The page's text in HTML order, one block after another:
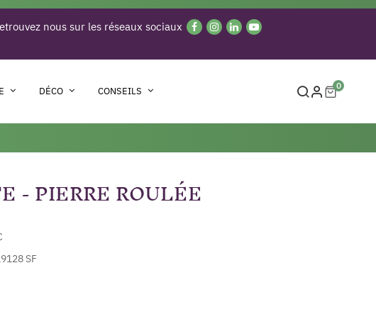
nous sur les réseaux sociaux
DÉCO CONSEILS 0
- PIERRE ROULÉE
SF